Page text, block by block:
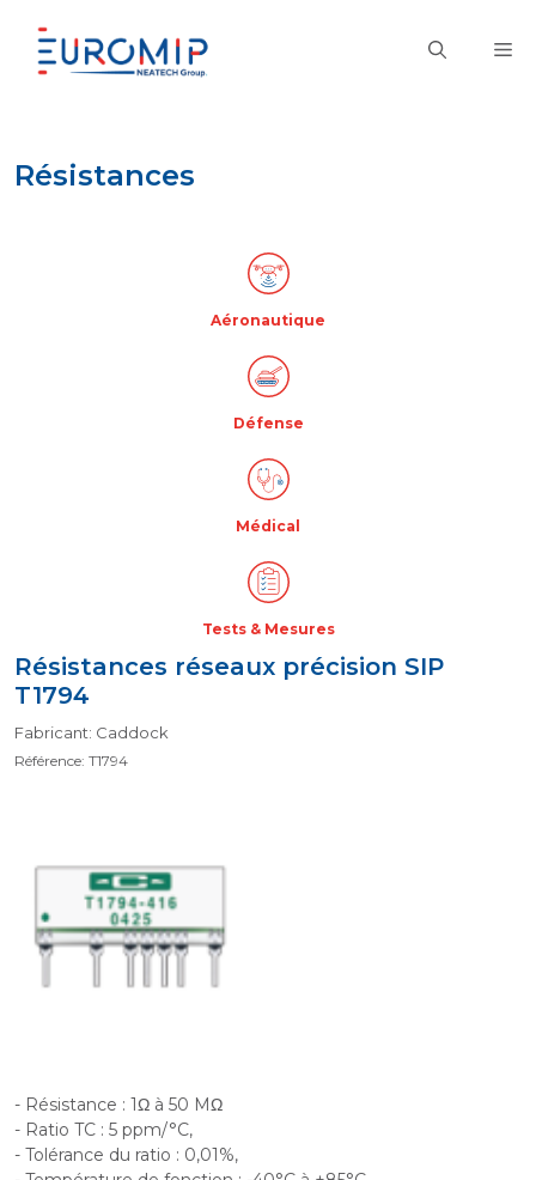
contenu
Résistances
Aéronautique
Défense
Médical
Tests & Mesures
Résistances réseaux précision SIP
T1794
Fabricant: Caddock
Référence: T1794
- Résistance : 1Ω à 50 MΩ
- Ratio TC : 5 ppm/°C,
- Tolérance du ratio : 0,01%,